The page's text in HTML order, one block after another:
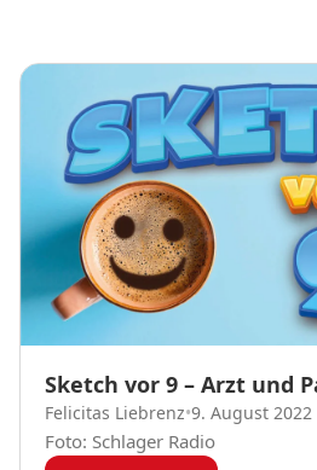
Sketch vor 9 – Arzt und
Felicitas Liebrenz•9. August 2022
Foto: Schlager Radio